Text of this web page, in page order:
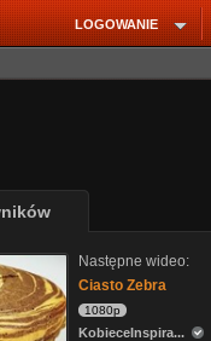
LOGOWANIE
Następne wideo:
Ciasto Zebra
1080p
KobieceInspira...